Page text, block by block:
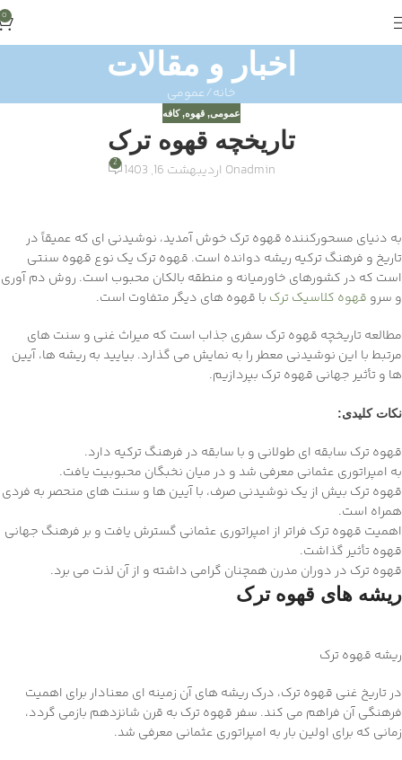
0
اخبار و مقالات
خانه عمومی
عمومی,قهوه,کافه
تاریخچه قهوه ترک
adminOn اردیبهشت 16, 1403 2
به دنیای مسحورکننده قهوه ترک خوش آمدید، نوشیدنی ای که عمیقاً در
تاریخ و فرهنگ ترکیه ریشه دوانده است. قهوه ترک یک نوع قهوه سنتی
است که در کشورهای خاورمیانه و منطقه بالکان محبوب است. روش دم آوری
و سرو قهوه کلاسیک ترک با قهوه های دیگر متفاوت است.
مطالعه تاریخچه قهوه ترک سفری جذاب است که میراث غنی و سنت های
مرتبط با این نوشیدنی معطر را به نمایش می گذارد. بیایید به ریشه ها، آیین
ها و تأثیر جهانی قهوه ترک بپردازیم.
نکات کلیدی:
قهوه ترک سابقه ای طولانی و با سابقه در فرهنگ ترکیه دارد.
به امپراتوری عثمانی معرفی شد و در میان نخبگان محبوبیت یافت.
قهوه ترک بیش از یک نوشیدنی صرف، با آیین ها و سنت های منحصر به فردی
همراه است.
اهمیت قهوه ترک فراتر از امپراتوری عثمانی گسترش یافت و بر فرهنگ جهانی
قهوه تأثیر گذاشت.
قهوه ترک در دوران مدرن همچنان گرامی داشته و از آن لذت می برد.
ریشه های قهوه ترک
ریشه قهوه ترک
در تاریخ غنی قهوه ترک، درک ریشه های آن زمینه ای معنادار برای اهمیت
فرهنگی آن فراهم می کند. سفر قهوه ترک به قرن شانزدهم بازمی گردد،
زمانی که برای اولین بار به امپراتوری عثمانی معرفی شد.